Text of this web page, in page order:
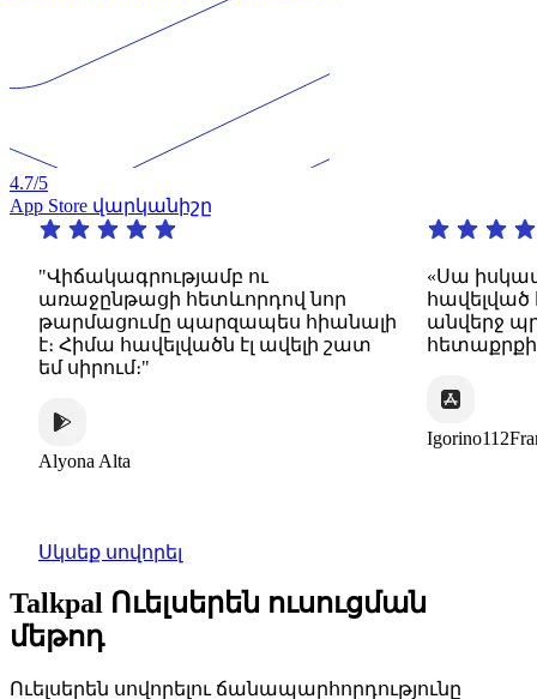
4.7/5
App Store վարկանիշը
ու
հետևորդով նոր
պարզապես հիանալի
հավելվածն էլ ավելի շատ
Alta
«Սա իսկապես
հավելված է։
անվերջ
հետաքրքիր
Igorino112France
Սկսեք սովորել
Talkpal Ուելսերեն ուսուցման
մեթոդ
Ուելսերեն սովորելու ճանապարհորդությունը